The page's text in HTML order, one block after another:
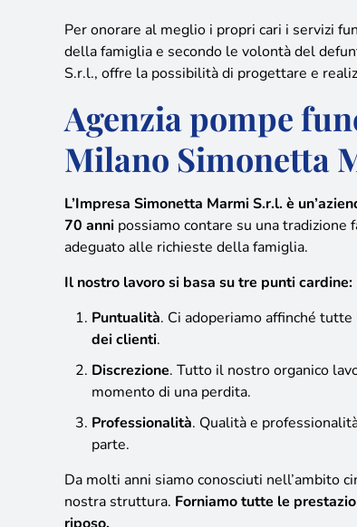
Per onorare al meglio i propri cari i servizi
della famiglia e secondo le volontà del
S.r.l., offre la possibilità di progettare e
Agenzia pompe
Milano Simonetta
L’Impresa Simonetta Marmi S.r.l. è
70 anni possiamo contare su unatradizione
adeguato alle richieste della famiglia.
Il nostro lavoro si basa su tre punti cardine:
Puntualità. Ci adoperiamo affinché
dei clienti.
Discrezione. Tutto il nostro organico
momento di una perdita.
Professionalità. Qualità e
parte.
Da molti anni siamo conosciuti nell’ambito
nostra struttura. Forniamo tutte le
riposo.